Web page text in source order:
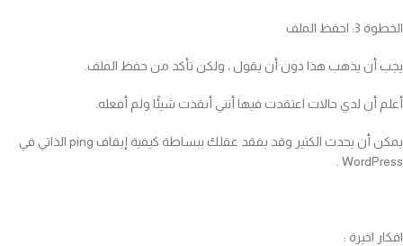
الخطوة 3: احفظ الملف
يجب أن يذهب هذا دون أن يقول ، ولكن تأكد من حفظ الملف.
أعلم أن لدي حالات اعتقدت فيها أنني أنقذت شيئًا ولم أفعله.
يمكن أن يحدث الكثير وقد يفقد عقلك ببساطة كيفية إيقاف ping الذاتي في
WordPress .
افكار اخيرة :